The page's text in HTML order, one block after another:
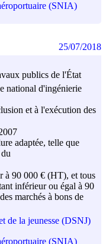
(SNIA)
publics de l'État
national d'ingénierie
et à l'exécution des
adaptée, telle que
à 90 000 € (HT), et tous
inférieur ou égal à 90
marchés à bons de
de la jeunesse (DSNJ)
(SNIA)
25/07/2018